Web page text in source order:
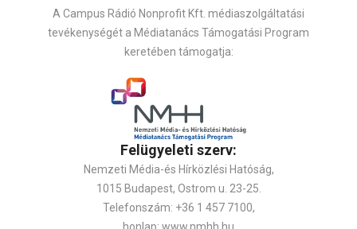
A Campus Rádió Nonprofit Kft. médiaszolgáltatási
tevékenységét a Médiatanács Támogatási Program
keretében támogatja:
Felügyeleti szerv:
Nemzeti Média-és Hírközlési Hatóság,
1015 Budapest, Ostrom u. 23-25.
Telefonszám: +36 1 457 7100,
honlap: www.nmhh.hu